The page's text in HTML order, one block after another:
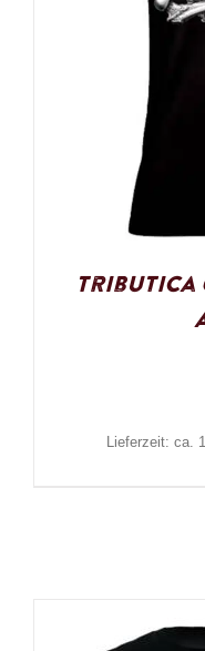
Tributica
Lieferzeit: ca.